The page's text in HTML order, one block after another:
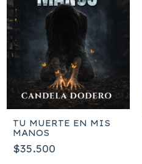
TU MUERTE EN MIS
MANOS
$35.500